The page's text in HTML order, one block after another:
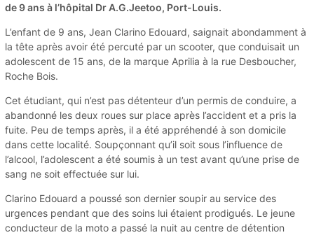
de 9 ans à l’hôpital Dr A.G.Jeetoo, Port-Louis.
L’enfant de 9 ans, Jean Clarino Edouard, saignait abondamment à
la tête après avoir été percuté par un scooter, que conduisait un
adolescent de 15 ans, de la marque Aprilia à la rue Desboucher,
Roche Bois.
Cet étudiant, qui n’est pas détenteur d’un permis de conduire, a
abandonné les deux roues sur place après l’accident et a pris la
fuite. Peu de temps après, il a été appréhendé à son domicile
dans cette localité. Soupçonnant qu’il soit sous l’influence de
l’alcool, l’adolescent a été soumis à un test avant qu’une prise de
sang ne soit effectuée sur lui.
Clarino Edouard a poussé son dernier soupir au service des
urgences pendant que des soins lui étaient prodigués. Le jeune
conducteur de la moto a passé la nuit au centre de détention